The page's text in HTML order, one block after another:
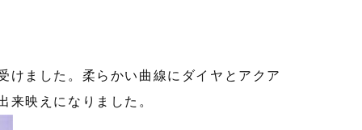
けました。柔らかい曲線にダイヤとアクア
来映えになりました。